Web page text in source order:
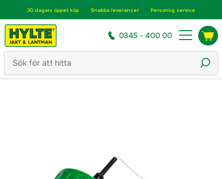
30 dagars öppet köp Snabba leveranser Personlig service
0345 - 400 00